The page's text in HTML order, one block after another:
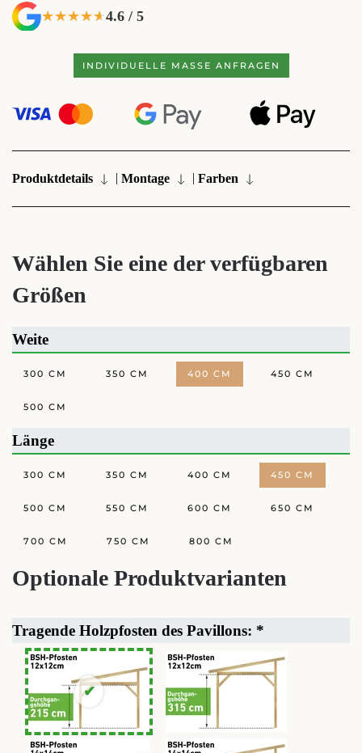
★★★★★
★★★★★4.6 / 5
INDIVIDUELLE MASSE ANFRAGEN
Produktdetails | Montage | Farben
Wählen Sie eine der verfügbaren
Größen
Weite
300 CM 350 CM 400 CM 450 CM
500 CM
Länge
300 CM 350 CM 400 CM 450 CM
500 CM 550 CM 600 CM 650 CM
700 CM 750 CM 800 CM
Optionale Produktvarianten
Tragende Holzpfosten des Pavillons: *